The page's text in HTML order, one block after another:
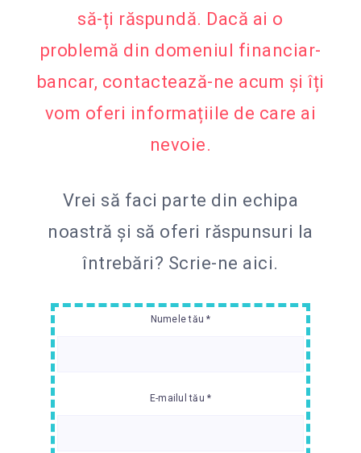
să-ți răspundă. Dacă ai o
problemă din domeniul financiar-
bancar, contactează-ne acum și îți
vom oferi informațiile de care ai
nevoie.
Vrei să faci parte din echipa
noastră și să oferi răspunsuri la
întrebări? Scrie-ne aici.
Numele tău *
E-mailul tău *